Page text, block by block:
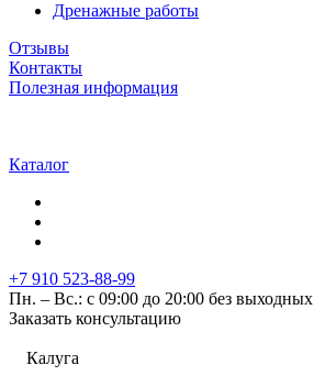
Дренажные работы
Отзывы
Контакты
Полезная информация
Каталог
+7 910 523-88-99
Пн. – Вс.: с 09:00 до 20:00 без выходных
Заказать консультацию
Калуга